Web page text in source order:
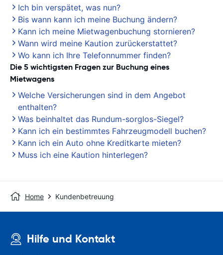
Ich bin verspätet, was nun?
Bis wann kann ich meine Buchung ändern?
Kann ich meine Mietwagenbuchung stornieren?
Wann wird meine Kaution zurückerstattet?
Wo kann ich Ihre Telefonnummer finden?
Die 5 wichtigsten Fragen zur Buchung eines
Mietwagens
Welche Versicherungen sind in dem Angebot
enthalten?
Was beinhaltet das Rundum-sorglos-Siegel?
Kann ich ein bestimmtes Fahrzeugmodell buchen?
Kann ich ein Auto ohne Kreditkarte mieten?
Muss ich eine Kaution hinterlegen?
Home Kundenbetreuung
Hilfe und Kontakt